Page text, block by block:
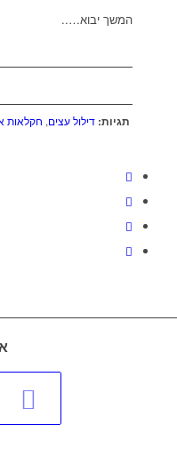
המשך יבוא…..
תגיות: דילול עצים, חקלאות